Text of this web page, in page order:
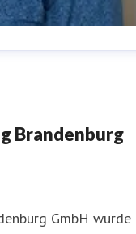
Brandenburg
GmbH wurde